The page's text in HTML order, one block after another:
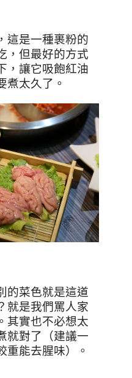
這是一種裹粉的
，但最好的方式
，讓它吸飽紅油
煮太久了。
的菜色就是這道
就是我們罵人家
其實也不必想太
就對了（建議一
重能去腥味）。